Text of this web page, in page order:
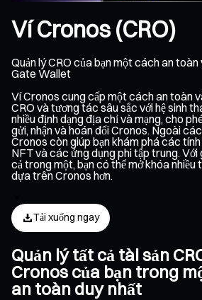
Ví Cronos (CRO)
Quản lý CRO của bạn một cách an
Gate Wallet
Ví Cronos cung cấp một cách an toàn
CRO và tương tác sâu sắc với hệ sinh
nhiều định dạng địa chỉ và mạng, cho
gửi, nhận và hoán đổi Cronos. Ngoài
Cronos còn giúp bạn khám phá các
NFT và các ứng dụng phi tập trung. Với
cả trong một, bạn có thể mở khóa nhiều
dựa trên Cronos hơn.
Tải xuống ngay
Quản lý tất cả tài sản
Cronos của bạn trong
an toàn duy nhất